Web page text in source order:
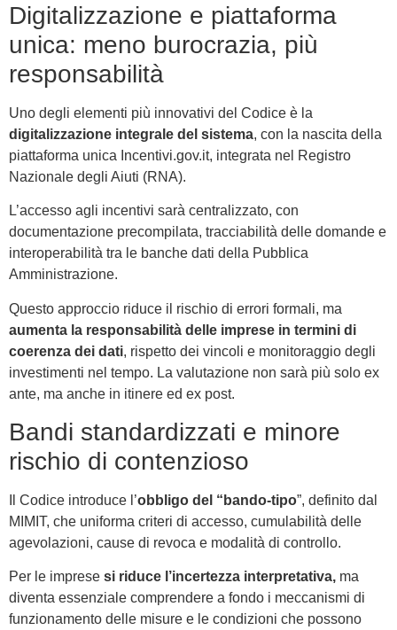
Digitalizzazione e piattaforma
unica: meno burocrazia, più
responsabilità
Uno degli elementi più innovativi del Codice è la
digitalizzazione integrale del sistema, con la nascita della
piattaforma unica Incentivi.gov.it, integrata nel Registro
Nazionale degli Aiuti (RNA).
L’accesso agli incentivi sarà centralizzato, con
documentazione precompilata, tracciabilità delle domande e
interoperabilità tra le banche dati della Pubblica
Amministrazione.
Questo approccio riduce il rischio di errori formali, ma
aumenta la responsabilità delle imprese in termini di
coerenza dei dati, rispetto dei vincoli e monitoraggio degli
investimenti nel tempo. La valutazione non sarà più solo ex
ante, ma anche in itinere ed ex post.
Bandi standardizzati e minore
rischio di contenzioso
Il Codice introduce l’obbligo del “bando-tipo”, definito dal
MIMIT, che uniforma criteri di accesso, cumulabilità delle
agevolazioni, cause di revoca e modalità di controllo.
Per le imprese si riduce l’incertezza interpretativa, ma
diventa essenziale comprendere a fondo i meccanismi di
funzionamento delle misure e le condizioni che possono